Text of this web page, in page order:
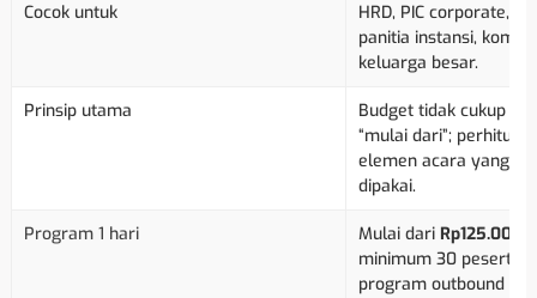
Cocok untuk
HRD, PIC corporate,
panitia instansi,
keluarga besar.
Prinsip utama
Budget tidak cukup
“mulai dari”;
elemen acara yang
dipakai.
Program 1 hari Mulai dari Rp125.000
minimum 30 peserta
program outbound